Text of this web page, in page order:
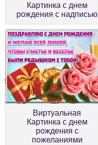
Картинка с днем
рождения с надписью
Виртуальная
Картинка с днем
рождения с
пожеланиями